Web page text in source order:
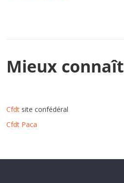
Mieux
Cfdt site confédéral
Cfdt Paca